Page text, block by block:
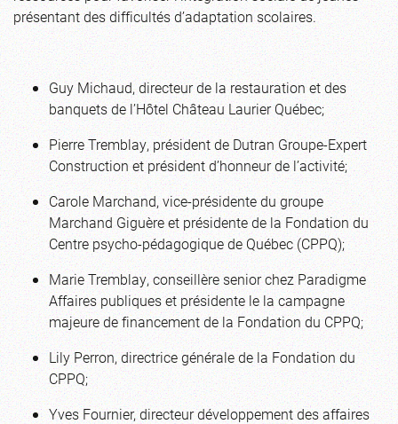
présentant des difficultés d’adaptation scolaires.
Guy Michaud, directeur de la restauration et des
banquets de l’Hôtel Château Laurier Québec;
Pierre Tremblay, président de Dutran Groupe-Expert
Construction et président d’honneur de l’activité;
Carole Marchand, vice-présidente du groupe
Marchand Giguère et présidente de la Fondation du
Centre psycho-pédagogique de Québec (CPPQ);
Marie Tremblay, conseillère senior chez Paradigme
Affaires publiques et présidente le la campagne
majeure de financement de la Fondation du CPPQ;
Lily Perron, directrice générale de la Fondation du
CPPQ;
Yves Fournier, directeur développement des affaires